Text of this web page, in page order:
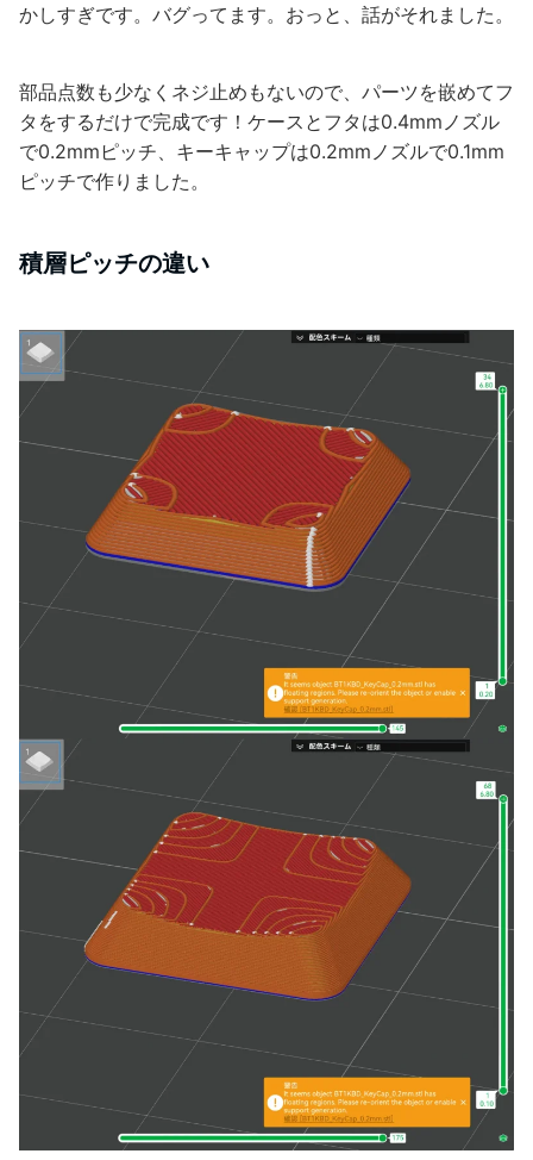
かしすぎです。バグってます。おっと、話がそれました。
部品点数も少なくネジ止めもないので、パーツを嵌めてフ
タをするだけで完成です！ケースとフタは0.4mmノズル
で0.2mmピッチ、キーキャップは0.2mmノズルで0.1mm
ピッチで作りました。
積層ピッチの違い